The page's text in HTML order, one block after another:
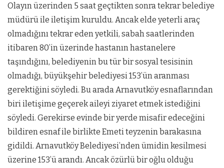
Olayın üzerinden 5 saat geçtikten sonra tekrar belediye
müdürü ile iletişim kuruldu. Ancak elde yeterli araç
olmadığını tekrar eden yetkili, sabah saatlerinden
itibaren 80’in üzerinde hastanın hastanelere
taşındığını, belediyenin bu tür bir sosyal tesisinin
olmadığı, büyükşehir belediyesi 153’ün aranması
gerektiğini söyledi. Bu arada Arnavutköy esnaflarından
biri iletişime geçerek aileyi ziyaret etmek istediğini
söyledi. Gerekirse evinde bir yerde misafir edeceğini
bildiren esnaf ile birlikte Emeti teyzenin barakasına
gidildi. Arnavutköy Belediyesi’nden ümidin kesilmesi
üzerine 153’ü arandı. Ancak özürlü bir oğlu olduğu